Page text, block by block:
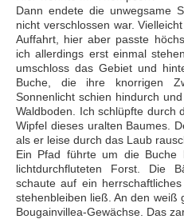
Dann endete die unwegsame
nicht verschlossen war.
Auffahrt, hier aber passte
ich allerdings erst einmal
umschloss das Gebiet und
Buche, die ihre knorrigen
Sonnenlicht schien hindurch
Waldboden. Ich schlüpfte durch
Wipfel dieses uralten Baumes.
als er leise durch das Laub
Ein Pfad führte um die
lichtdurchfluteten Forst. Die
schaute auf ein
stehenbleiben ließ. An den weiß
Bougainvillea-Gewächse. Das